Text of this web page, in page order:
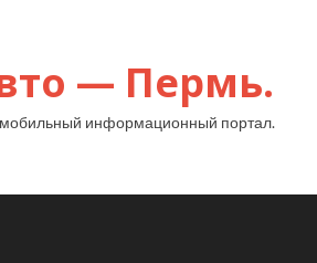
— Пермь.
информационный портал.